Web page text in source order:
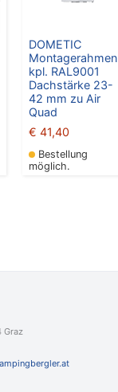
DOMETIC
Montagerahmen
kpl. RAL9001
Dachstärke 23-
42 mm zu Air
Quad
€ 41,40
Bestellung
möglich.
Graz